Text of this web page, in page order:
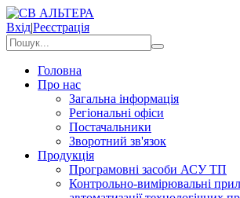
Вхід|Реєстрація
Головна
Про нас
Загальна інформація
Регіональні офіси
Постачальники
Зворотний зв'язок
Продукція
Програмовні засоби АСУ ТП
Контрольно-вимірювальні